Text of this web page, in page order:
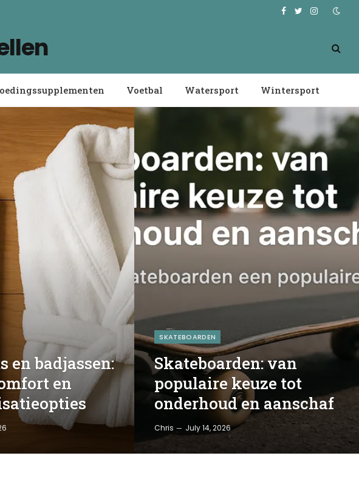
Facebook
TwitterInstagram
Voetbal Watersport Wintersport
en badjassen:
en
SKATEBOARDEN
Skateboarden: van
populaire keuze tot
onderhoud en aanschaf
Chris July 14, 2026